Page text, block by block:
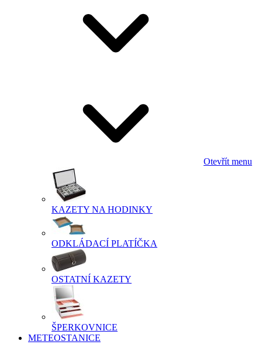
Otevřít menu
KAZETY NA HODINKY
ODKLÁDACÍ PLATÍČKA
OSTATNÍ KAZETY
ŠPERKOVNICE
METEOSTANICE